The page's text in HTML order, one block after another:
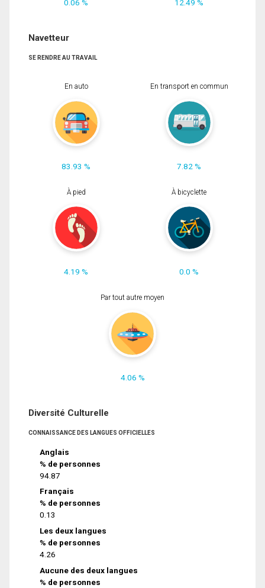
0.06 % 12.49 %
Navetteur
SE RENDRE AU TRAVAIL
En auto
83.93 %
En transport en commun
7.82 %
À pied
4.19 %
À bicyclette
0.0 %
Par tout autre moyen
4.06 %
Diversité Culturelle
CONNAISSANCE DES LANGUES OFFICIELLES
Anglais
% de personnes
94.87
Français
% de personnes
0.13
Les deux langues
% de personnes
4.26
Aucune des deux langues
% de personnes